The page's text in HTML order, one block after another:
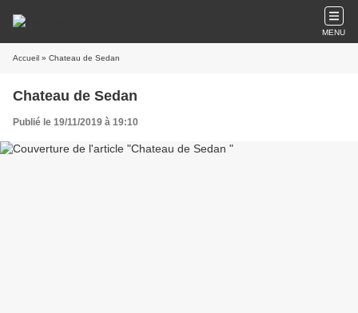
MENU
Accueil » Chateau de Sedan
Chateau de Sedan
Publié le 19/11/2019 à 19:10